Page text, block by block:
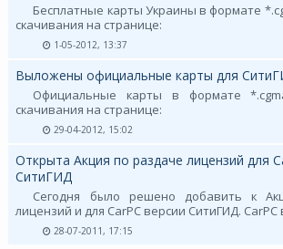
Бесплатные карты Украины в формате
скачивания на странице:
1-05-2012, 13:37
Выложены официальные карты для
Официальные карты в формате
скачивания на странице:
29-04-2012, 15:02
Открыта Акция по раздаче лицензий для
СитиГИД
Сегодня было решено добавить к
лицензий и для CarPC версии СитиГИД. CarPC
28-07-2011, 17:15